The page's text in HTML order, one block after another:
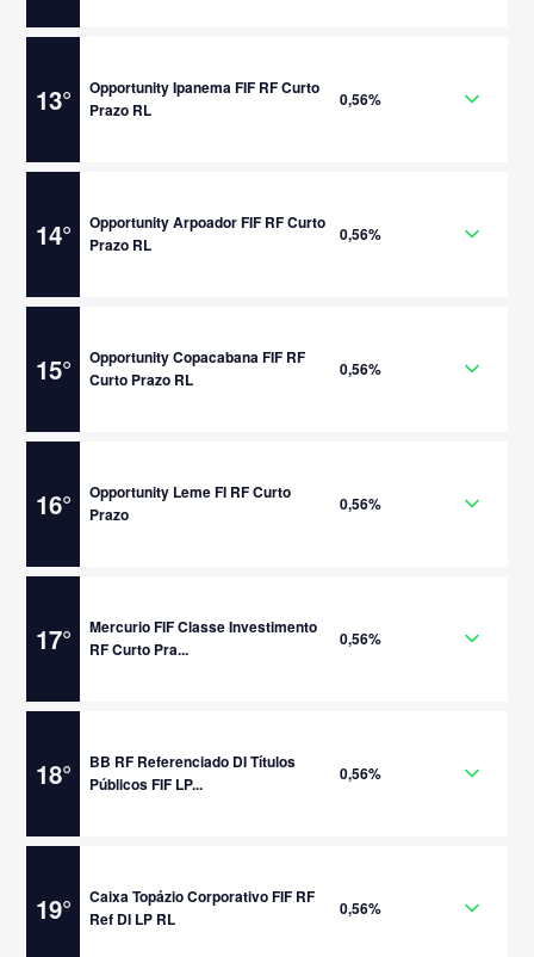
13°
Opportunity Ipanema FIF RF Curto
Prazo RL
0,56%
14°
Opportunity Arpoador FIF RF Curto
Prazo RL
0,56%
15°
Opportunity Copacabana FIF RF
Curto Prazo RL
0,56%
16°
Opportunity Leme FI RF Curto
Prazo
0,56%
17°
Mercurio FIF Classe Investimento
RF Curto Pra...
0,56%
18°
BB RF Referenciado DI Títulos
Públicos FIF LP...
0,56%
19°
Caixa Topázio Corporativo FIF RF
Ref DI LP RL
0,56%